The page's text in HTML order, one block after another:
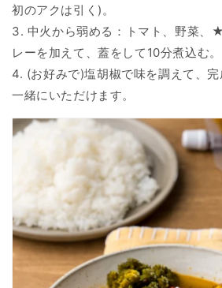
初のアクは引く)。
3. 中火から弱める：トマト、野菜、
レーを加えて、蓋をして10分煮込む。
4. (お好みで)塩胡椒で味を調えて、
一緒にいただけます。